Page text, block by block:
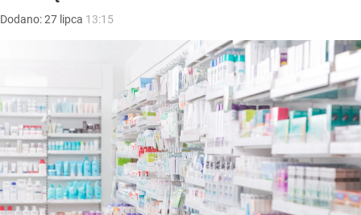
Dodano:27 lipca 13:15